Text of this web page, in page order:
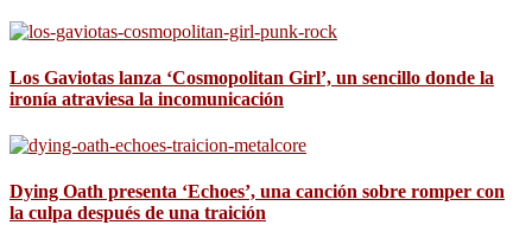
Los Gaviotas lanza ‘Cosmopolitan Girl’, un sencillo donde la
ironía atraviesa la incomunicación
Dying Oath presenta ‘Echoes’, una canción sobre romper con
la culpa después de una traición